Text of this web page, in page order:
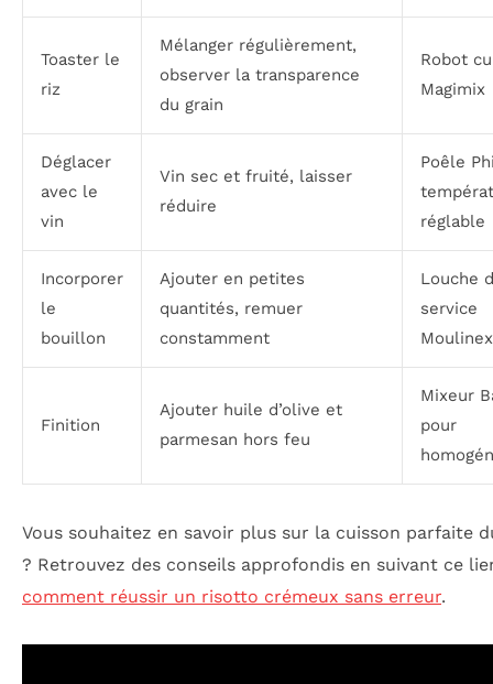
Toaster le
riz
Mélanger régulièrement,
observer la transparence
du grain
Robot
Magimix
Déglacer
avec le
vin
Vin sec et fruité, laisser
réduire
Poêle
réglable
Incorporer
le
bouillon
Ajouter en petites
quantités, remuer
constamment
Louche
service
Moulinex
Finition
Ajouter huile d’olive et
parmesan hors feu
Mixeur
pour
Vous souhaitez en savoir plus sur la cuisson parfaite
? Retrouvez des conseils approfondis en suivant ce
comment réussir un risotto crémeux sans erreur.